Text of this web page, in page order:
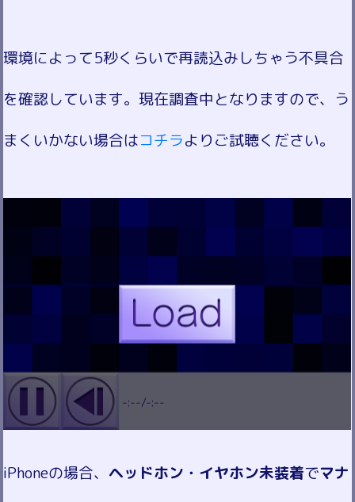
環境によって5秒くらいで再読込みしちゃう不具合
を確認しています。現在調査中となりますので、う
まくいかない場合はコチラよりご試聴ください。
iPhoneの場合、 ヘッドホン・イヤホン未装着でマナ